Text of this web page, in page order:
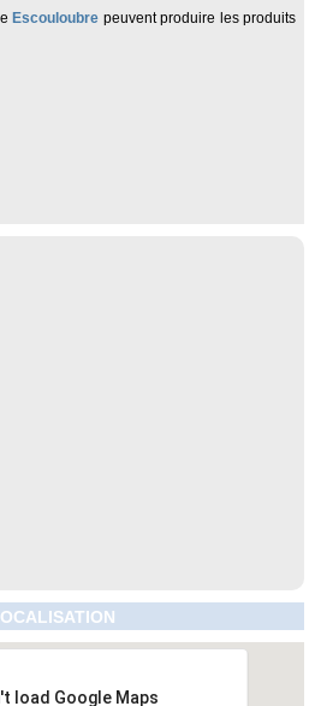
Escouloubre peuvent produire les produits
load Google Maps